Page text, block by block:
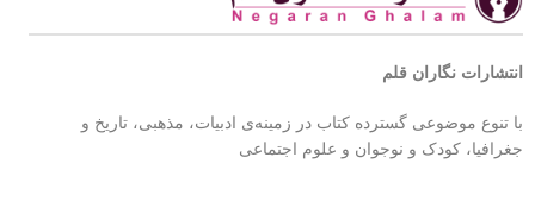
انتشارات نگاران قلم
با تنوع موضوعی گسترده کتاب در زمینه‌ی ادبیات، مذهبی، تاریخ و
جغرافیا، کودک و نوجوان و علوم اجتماعی